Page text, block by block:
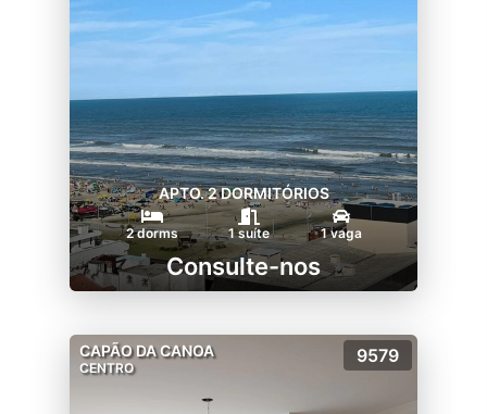
APTO. 2 DORMITÓRIOS
2 dorms 1 suíte 1 vaga
Consulte-nos
CAPÃO DA CANOA
CENTRO
9579